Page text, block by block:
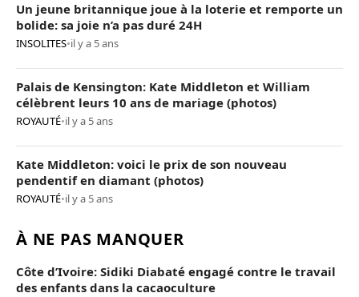
Un jeune britannique joue à la loterie et remporte un
bolide: sa joie n’a pas duré 24H
INSOLITES•il y a 5 ans
Palais de Kensington: Kate Middleton et William
célèbrent leurs 10 ans de mariage (photos)
ROYAUTÉ•il y a 5 ans
Kate Middleton: voici le prix de son nouveau
pendentif en diamant (photos)
ROYAUTÉ•il y a 5 ans
À NE PAS MANQUER
Côte d’Ivoire: Sidiki Diabaté engagé contre le travail
des enfants dans la cacaoculture